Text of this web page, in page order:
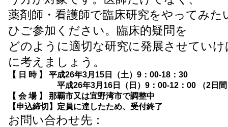
薬剤師・看護師で臨床研究をやってみた
ひご参加ください。臨床的疑問を
どのように適切な研究に発展させてい
に考えましょう。
【 日 時 】 平成26年3月15日（土）9：00-18：30
平成26年3月16日（日）9：00-12：00 （2日間
【 会 場 】 那覇市又は宜野湾市で調整中
【申込締切】定員に達したため、受付終了
お問い合わせ先：